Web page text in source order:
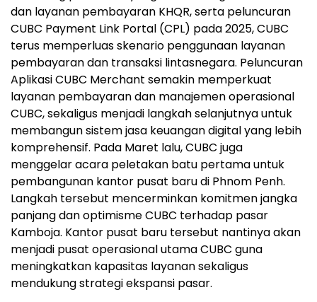
dan layanan pembayaran KHQR, serta peluncuran
CUBC Payment Link Portal (CPL) pada 2025, CUBC
terus memperluas skenario penggunaan layanan
pembayaran dan transaksi lintasnegara. Peluncuran
Aplikasi CUBC Merchant semakin memperkuat
layanan pembayaran dan manajemen operasional
CUBC, sekaligus menjadi langkah selanjutnya untuk
membangun sistem jasa keuangan digital yang lebih
komprehensif. Pada Maret lalu, CUBC juga
menggelar acara peletakan batu pertama untuk
pembangunan kantor pusat baru di Phnom Penh.
Langkah tersebut mencerminkan komitmen jangka
panjang dan optimisme CUBC terhadap pasar
Kamboja. Kantor pusat baru tersebut nantinya akan
menjadi pusat operasional utama CUBC guna
meningkatkan kapasitas layanan sekaligus
mendukung strategi ekspansi pasar.